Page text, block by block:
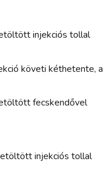
injekciós tollal
követi kéthetente, a
fecskendővel
injekciós tollal